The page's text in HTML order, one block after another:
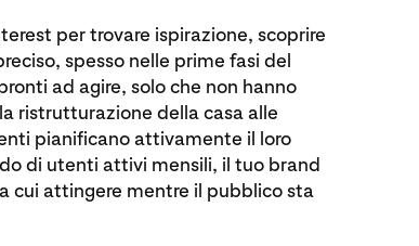
per trovare ispirazione, scoprire
spesso nelle prime fasi del
ad agire, solo che non hanno
ristrutturazione della casa alle
pianificano attivamente il loro
di utenti attivi mensili, il tuo brand
cui attingere mentre il pubblico sta